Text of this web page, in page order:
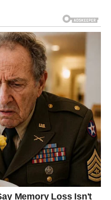
potrebe u različitim fazama
hranljivim materijama
korenov sistem, poboljšaju
i pokazuju povećane
materijama nudi
olakšavajući bolju
bujne, zdrave vegetacije.
ovog malča može
Ne samo da povećava
primenu, a rezultati postaju
Među primarnim